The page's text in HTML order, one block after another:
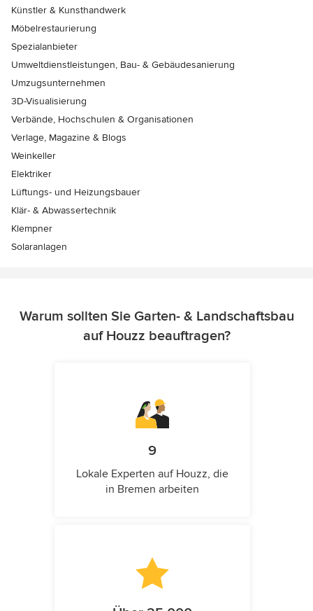
Künstler & Kunsthandwerk
Möbelrestaurierung
Spezialanbieter
Umweltdienstleistungen, Bau- & Gebäudesanierung
Umzugsunternehmen
3D-Visualisierung
Verbände, Hochschulen & Organisationen
Verlage, Magazine & Blogs
Weinkeller
Elektriker
Lüftungs- und Heizungsbauer
Klär- & Abwassertechnik
Klempner
Solaranlagen
Warum sollten Sie Garten- & Landschaftsbau
auf Houzz beauftragen?
9
Lokale Experten auf Houzz, die
in Bremen arbeiten